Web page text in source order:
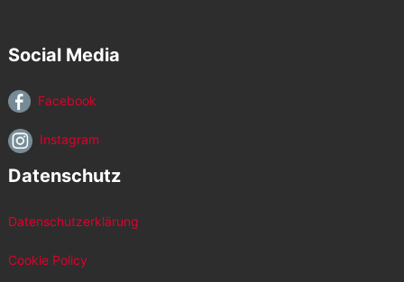
Social Media
Facebook
Instagram
Datenschutz
Datenschutzerklärung
Cookie Policy